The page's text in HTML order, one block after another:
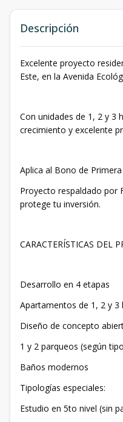
Descripción
Excelente proyecto
Este, en la Avenida
Con unidades de 1, 2 y 3
crecimiento y excelente
Aplica al Bono de Primera
Proyecto respaldado por
protege tu inversión.
CARACTERÍSTICAS DEL
Desarrollo en 4 etapas
Apartamentos de 1, 2 y
Diseño de concepto
1 y 2 parqueos (según
Baños modernos
Tipologías especiales:
Estudio en 5to nivel (sin